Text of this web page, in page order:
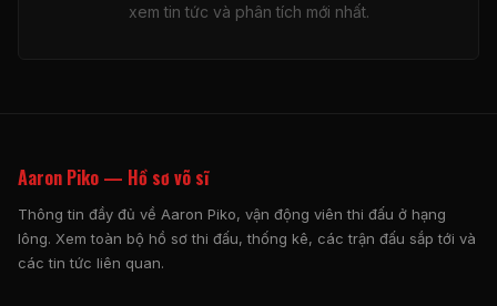
xem tin tức và phân tích mới nhất.
Aaron Piko — Hồ sơ võ sĩ
Thông tin đầy đủ về Aaron Piko, vận động viên thi đấu ở hạng
lông. Xem toàn bộ hồ sơ thi đấu, thống kê, các trận đấu sắp tới và
các tin tức liên quan.